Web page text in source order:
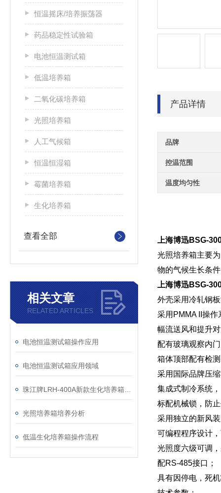
恒温摇床/培养振荡器
药品稳定性试验箱
电池恒温测试箱
低温培养箱
二氧化碳培养箱
光照培养箱
人工气候箱
恒温恒湿箱
霉菌培养箱
生化培养箱
查看全部
相关文章
RELATED ARTICLES
电池恒温测试箱操作应用
电池恒温测试箱应用领域
光照培养箱培养分析
低温生化培养箱操作流程
产品详情
品牌
控温范围
温度均匀性
上海博迅BSG-
光照培养箱主要
物的气候生长条
上海博迅BSG-
外壳采用冷轧钢
采用PMMA II操
幅流送风和提升
配有玻璃观察内
箱体顶部配有检
采用国际品牌压
集成式制冷系统
标配机械锁，防
采用独立的新风
可编程程序设计
光照度六级可调
配RS-485接口；
具有因停电，死